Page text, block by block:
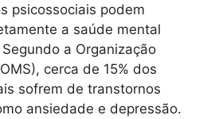
psicossociais podem
a saúde mental
a Organização
cerca de 15% dos
sofrem de transtornos
ansiedade e depressão.